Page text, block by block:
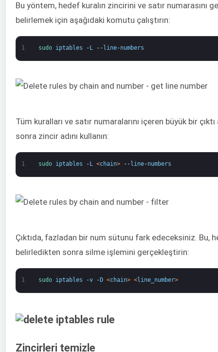
Bu yöntem, hedef kuralın zincirini ve satır numarasını
belirlemek için aşağıdaki komutu çalıştırın:
1 sudo iptables - L -- line-numbers
Tüm kuralları ve satır numaralarını içeren büyük bir
sonra zincir adını kullanın:
1 sudo iptables - L <chain> -- line-numbers
Çıktıda, fazladan bir num sütunu fark edeceksiniz. Bu,
belirledikten sonra silme işlemini gerçekleştirin:
1 sudo iptables -v - D <chain> <line_number>
Zincirleri temizle